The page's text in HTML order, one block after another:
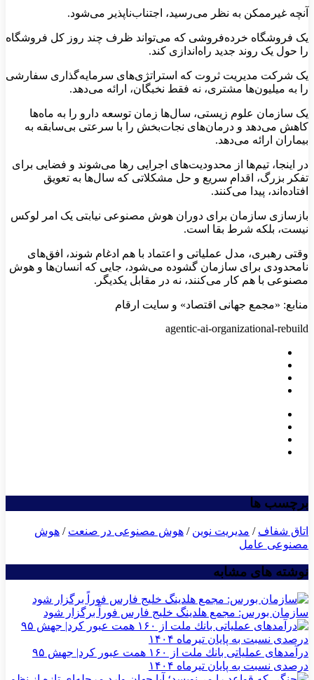
آنچه غیرممکن به نظر می‌رسید، اجتناب‌ناپذیر می‌شود.
یک فروشگاه خرده‌فروشی که می‌تواند ظرف چند روز کل فروشگاه
را حول یک روند جدید راه‌اندازی کند.
یک شرکت مدیریت ثروت که استراتژی‌های سرمایه‌گذاری سفارشی
را به میلیون‌ها مشتری، نه فقط نخبگان، ارائه می‌دهد.
یک سازمان علوم زیستی، سال‌ها زمان توسعه دارو را به ماه‌ها
کاهش می‌دهد و درمان‌های نجات‌بخش را با سرعتی بی‌سابقه به
بیماران ارائه می‌دهد.
در اینجا، تیم‌ها از محدودیت‌های اجرایی رها می‌شوند و فضایی برای
تفکر بزرگ، اقدام سریع و حل مشکلاتی که سال‌ها به تعویق
افتاده‌اند، پیدا می‌کنند.
بازسازی سازمان برای دوران هوش مصنوعی نیابتی یک امر لوکس
نیست، بلکه شرط بقا است.
وقتی رهبری، مدل عملیاتی و اعتماد با هم ادغام شوند، افق‌های
نامحدودی برای سازمان گشوده می‌شود، جایی که انسان‌ها و هوش
مصنوعی با هم کار می‌کنند، نه در مقابل یکدیگر.
منابع: «مجمع جهانی اقتصاد» و سایت ارقام
agentic-ai-organizational-rebuild
برچسب ها
اتاق شفاف / مدیریت نوین / هوش مصنوعی در صنعت / هوش
مصنوعی عامل
نوشته های مشابه
سازمان بورس: مجمع هلدینگ خلیج فارس فوراً برگزار شود
درآمدهای عملیاتی بانك ملت از ۱۶۰ همت عبور كرد| جهش ۹۵
درصدی نسبت به پایان تیرماه ۱۴۰۴